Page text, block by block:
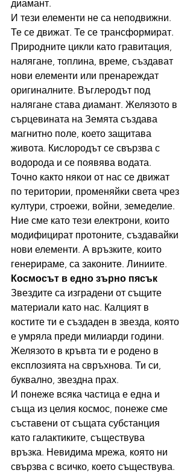
диамант.
И тези елементи не са неподвижни.
Те се движат. Те се трансформират.
Природните цикли като гравитация,
налягане, топлина, време, създават
нови елементи или пренареждат
оригиналните. Въглеродът под
налягане става диамант. Желязото в
сърцевината на Земята създава
магнитно поле, което защитава
живота. Кислородът се свързва с
водорода и се появява водата.
Точно както някои от нас се движат
по територии, променяйки света чрез
култури, строежи, войни, земеделие.
Ние сме като тези електрони, които
модифицират протоните, създавайки
нови елементи. А връзките, които
генерираме, са законите. Линиите.
Космосът в едно зърно пясък
Звездите са изградени от същите
материали като нас. Калцият в
костите ти е създаден в звезда, която
е умряла преди милиарди години.
Желязото в кръвта ти е родено в
експлозията на свръхнова. Ти си,
буквално, звездна прах.
И понеже всяка частица е една и
съща из целия космос, понеже сме
съставени от същата субстанция
като галактиките, съществува
връзка. Невидима мрежа, която ни
свързва с всичко, което съществува.